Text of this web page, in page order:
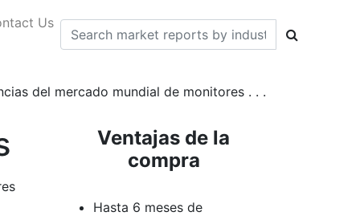
Us
del mercado mundial de monitores . . .
Ventajas de la
compra
Hasta 6 meses de